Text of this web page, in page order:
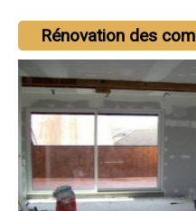
Rénovation des